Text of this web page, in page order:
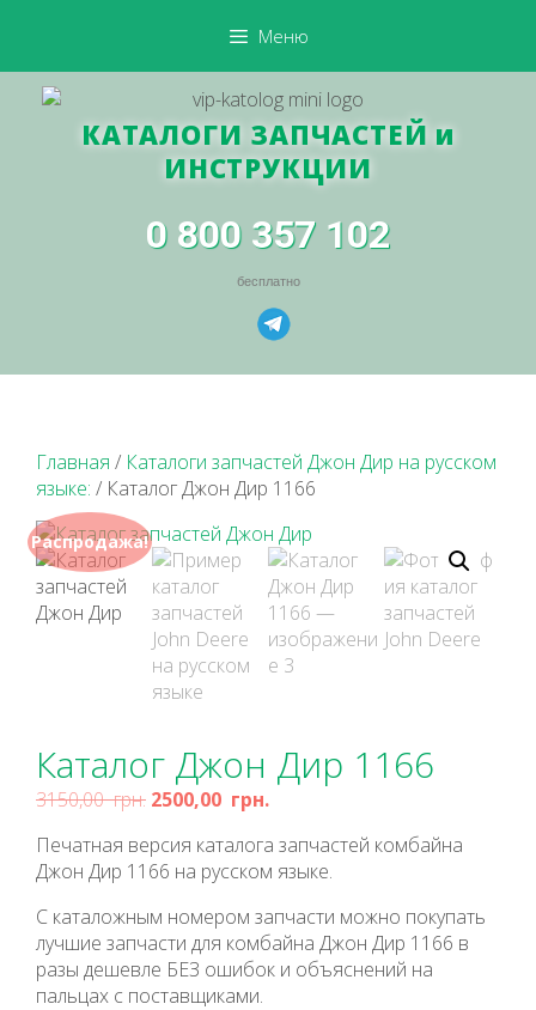
Меню
КАТАЛОГИ ЗАПЧАСТЕЙ и
ИНСТРУКЦИИ
0 800 357 102
бесплатно
Главная / Каталоги запчастей Джон Дир на русском
языке: / Каталог Джон Дир 1166
Распродажа!
Каталог Джон Дир 1166
3150,00грн. 2500,00 грн.
Печатная версия каталога запчастей комбайна
Джон Дир 1166 на русском языке.
С каталожным номером запчасти можно покупать
лучшие запчасти для комбайна Джон Дир 1166 в
разы дешевле БЕЗ ошибок и объяснений на
пальцах с поставщиками.